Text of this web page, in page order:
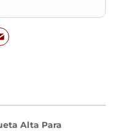
Alta Para